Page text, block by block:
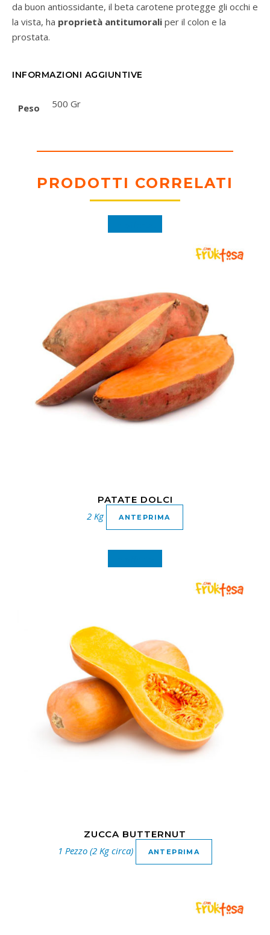
da buon antiossidante, il beta carotene protegge gli occhi e
la vista, ha proprietà antitumorali per il colon e la
prostata.
INFORMAZIONI AGGIUNTIVE
Peso 500 Gr
PRODOTTI CORRELATI
PATATE DOLCI
2 Kg ANTEPRIMA
ZUCCA BUTTERNUT
1 Pezzo (2 Kg circa) ANTEPRIMA